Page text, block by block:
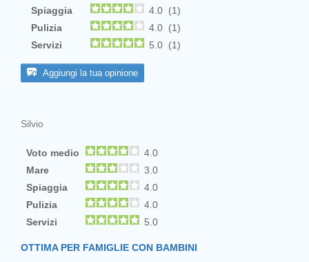
Spiaggia
4.0 (1)
Pulizia
4.0 (1)
Servizi
5.0 (1)
Aggiungi la tua opinione
Silvio
Voto medio
4.0
Mare
3.0
Spiaggia
4.0
Pulizia
4.0
Servizi
5.0
OTTIMA PER FAMIGLIE CON BAMBINI